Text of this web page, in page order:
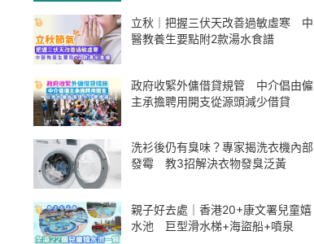
立秋｜把握三伏天改善過敏虛寒 中
醫教養生要點附2款湯水食譜
政府收緊外傭借貸規管 中介倡由僱
主承擔聘用開支從源頭減少借貸
洗衫後仍有臭味？專家揭洗衣機內部
發霉 教3招解決衣物發臭泛黃
親子好去處｜香港20+康文署兒童嬉
水池 巨型滑水梯+海盜船+噴泉